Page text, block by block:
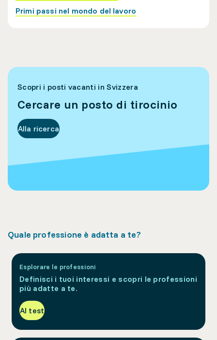
Primi passi nel mondo del lavoro
Scopri i posti vacanti in Svizzera
Cercare un posto di tirocinio
Alla ricerca
Quale professione è adatta a te?
Esplorare le professioni
Definisci i tuoi interessi e scopri le professioni
più adatte a te.
Al test